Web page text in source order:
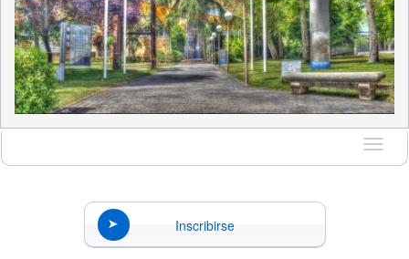
Idioma
Inscribirse